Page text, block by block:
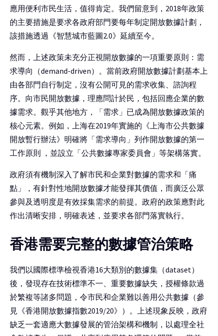
應用便利市民生活，值得肯定。我們留意到，2018年政策
的主要措施是要求各政府部門要每年制定開放數據計劃，
該措施透過《智慧城市藍圖2.0》延續至今。
然而，上述政策未充分正視開放數據的一項重要原則：需
求導向（demand-driven）。當前政府開放數據計劃基本上
由各部門自行制定，沒有公開可見的需求收集、諮詢程
序。向市民開放數據，理應問計於民，包括回應企業的數
據需求。觀乎其他地方，「需求」已成為開放數據政策的
核心元素。例如，上海在2019年實施的《上海市公共數據
開放暫行辦法》明確將「需求導向」列作開放數據的第一
工作原則 ，並設立「公共數據專家委員會」等架構落實。
政府須有機制深入了解市民和企業對數據的需求和「痛
點」，有針對性地開放數據才能發揮其價值，而廣泛公眾
參與及透明度是有效採集需求的前提。政府的政策應對此
作出清晰安排，明確表述，並要求各部門落實執行。
香港需要完整的數據管治策略
我們以國際標準檢視香港16大類別的數據集（dataset）
後，發現存在技術標準不一、重要數據缺失，授權條款過
於繁複等諸多問題，令市民和企業難以善用公共數據（參
見《香港開放數據指數2019/20》）。上述現象反映，政府
缺乏一套適應大數據發展的管治架構和機制，以處理全社